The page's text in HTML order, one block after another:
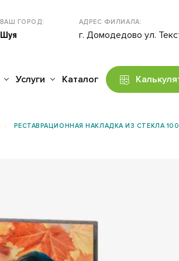
ВАШ ГОРОД:
Шуя
АДРЕС ФИЛИАЛА:
г. Домодедово ул.
Услуги Каталог
РЕСТАВРАЦИОННАЯ НАКЛАДКА ИЗ СТЕКЛА